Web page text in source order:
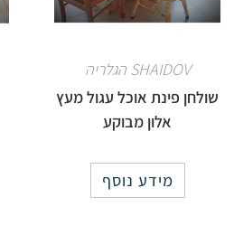
SHAIDOV הגלריה
שולחן פינת אוכל עגול מעץ
אלון מבוקע
מידע נוסף